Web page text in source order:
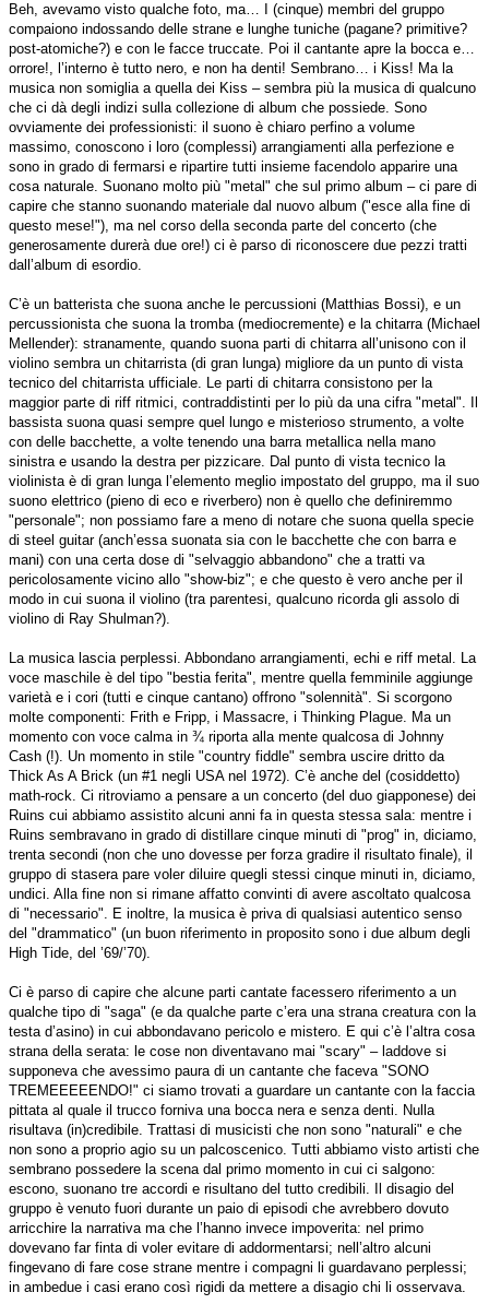
Beh, avevamo visto qualche foto, ma… I (cinque) membri del gruppo
compaiono indossando delle strane e lunghe tuniche (pagane? primitive?
post-atomiche?) e con le facce truccate. Poi il cantante apre la bocca e…
orrore!, l’interno è tutto nero, e non ha denti! Sembrano… i Kiss! Ma la
musica non somiglia a quella dei Kiss – sembra più la musica di qualcuno
che ci dà degli indizi sulla collezione di album che possiede. Sono
ovviamente dei professionisti: il suono è chiaro perfino a volume
massimo, conoscono i loro (complessi) arrangiamenti alla perfezione e
sono in grado di fermarsi e ripartire tutti insieme facendolo apparire una
cosa naturale. Suonano molto più "metal" che sul primo album – ci pare di
capire che stanno suonando materiale dal nuovo album ("esce alla fine di
questo mese!"), ma nel corso della seconda parte del concerto (che
generosamente durerà due ore!) ci è parso di riconoscere due pezzi tratti
dall’album di esordio.
C’è un batterista che suona anche le percussioni (Matthias Bossi), e un
percussionista che suona la tromba (mediocremente) e la chitarra (Michael
Mellender): stranamente, quando suona parti di chitarra all’unisono con il
violino sembra un chitarrista (di gran lunga) migliore da un punto di vista
tecnico del chitarrista ufficiale. Le parti di chitarra consistono per la
maggior parte di riff ritmici, contraddistinti per lo più da una cifra "metal". Il
bassista suona quasi sempre quel lungo e misterioso strumento, a volte
con delle bacchette, a volte tenendo una barra metallica nella mano
sinistra e usando la destra per pizzicare. Dal punto di vista tecnico la
violinista è di gran lunga l’elemento meglio impostato del gruppo, ma il suo
suono elettrico (pieno di eco e riverbero) non è quello che definiremmo
"personale"; non possiamo fare a meno di notare che suona quella specie
di steel guitar (anch’essa suonata sia con le bacchette che con barra e
mani) con una certa dose di "selvaggio abbandono" che a tratti va
pericolosamente vicino allo "show-biz"; e che questo è vero anche per il
modo in cui suona il violino (tra parentesi, qualcuno ricorda gli assolo di
violino di Ray Shulman?).
La musica lascia perplessi. Abbondano arrangiamenti, echi e riff metal. La
voce maschile è del tipo "bestia ferita", mentre quella femminile aggiunge
varietà e i cori (tutti e cinque cantano) offrono "solennità". Si scorgono
molte componenti: Frith e Fripp, i Massacre, i Thinking Plague. Ma un
momento con voce calma in ¾ riporta alla mente qualcosa di Johnny
Cash (!). Un momento in stile "country fiddle" sembra uscire dritto da
Thick As A Brick (un #1 negli USA nel 1972). C’è anche del (cosiddetto)
math-rock. Ci ritroviamo a pensare a un concerto (del duo giapponese) dei
Ruins cui abbiamo assistito alcuni anni fa in questa stessa sala: mentre i
Ruins sembravano in grado di distillare cinque minuti di "prog" in, diciamo,
trenta secondi (non che uno dovesse per forza gradire il risultato finale), il
gruppo di stasera pare voler diluire quegli stessi cinque minuti in, diciamo,
undici. Alla fine non si rimane affatto convinti di avere ascoltato qualcosa
di "necessario". E inoltre, la musica è priva di qualsiasi autentico senso
del "drammatico" (un buon riferimento in proposito sono i due album degli
High Tide, del ’69/’70).
Ci è parso di capire che alcune parti cantate facessero riferimento a un
qualche tipo di "saga" (e da qualche parte c’era una strana creatura con la
testa d’asino) in cui abbondavano pericolo e mistero. E qui c’è l’altra cosa
strana della serata: le cose non diventavano mai "scary" – laddove si
supponeva che avessimo paura di un cantante che faceva "SONO
TREMEEEEENDO!" ci siamo trovati a guardare un cantante con la faccia
pittata al quale il trucco forniva una bocca nera e senza denti. Nulla
risultava (in)credibile. Trattasi di musicisti che non sono "naturali" e che
non sono a proprio agio su un palcoscenico. Tutti abbiamo visto artisti che
sembrano possedere la scena dal primo momento in cui ci salgono:
escono, suonano tre accordi e risultano del tutto credibili. Il disagio del
gruppo è venuto fuori durante un paio di episodi che avrebbero dovuto
arricchire la narrativa ma che l’hanno invece impoverita: nel primo
dovevano far finta di voler evitare di addormentarsi; nell’altro alcuni
fingevano di fare cose strane mentre i compagni li guardavano perplessi;
in ambedue i casi erano così rigidi da mettere a disagio chi li osservava.